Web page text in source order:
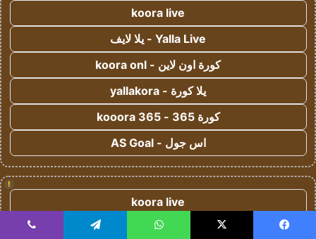
koora live
Yalla Live - يلا لايف
كورة اون لاين - koora onl
يلا كورة - yallakora
كورة 365 - kooora 365
اس جول - AS Goal
!
koora live
kora live